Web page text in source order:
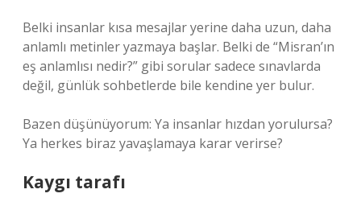
Belki insanlar kısa mesajlar yerine daha uzun, daha
anlamlı metinler yazmaya başlar. Belki de “Misran’ın
eş anlamlısı nedir?” gibi sorular sadece sınavlarda
değil, günlük sohbetlerde bile kendine yer bulur.
Bazen düşünüyorum: Ya insanlar hızdan yorulursa?
Ya herkes biraz yavaşlamaya karar verirse?
Kaygı tarafı